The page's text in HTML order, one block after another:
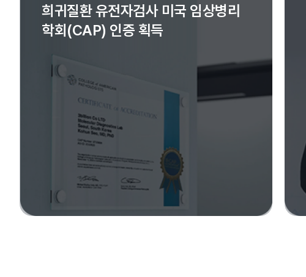
희귀질환 유전자검사 미국 임상병리
학회(CAP) 인증 획득